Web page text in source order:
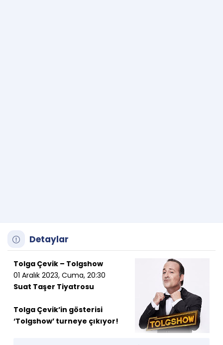
Detaylar
Tolga Çevik – Tolgshow
01 Aralık 2023, Cuma, 20:30
Suat Taşer Tiyatrosu
Tolga Çevik’in gösterisi
‘Tolgshow’ turneye çıkıyor!